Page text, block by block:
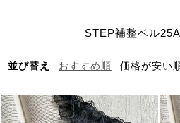
STEP補整ベル
並び替え おすすめ順 価格が安い